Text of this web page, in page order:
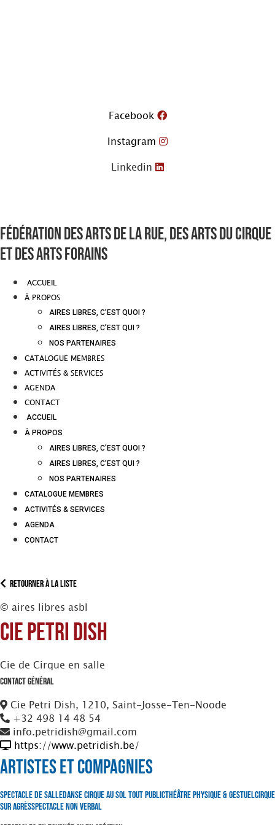
Facebook
Instagram
Linkedin
Fédération des arts de la rue, des arts du cirque
et des arts forains
ACCUEIL
À PROPOS
AIRES LIBRES, C’EST QUOI ?
AIRES LIBRES, C’EST QUI ?
NOS PARTENAIRES
CATALOGUE MEMBRES
ACTIVITÉS & SERVICES
AGENDA
CONTACT
ACCUEIL
À PROPOS
AIRES LIBRES, C’EST QUOI ?
AIRES LIBRES, C’EST QUI ?
NOS PARTENAIRES
CATALOGUE MEMBRES
ACTIVITÉS & SERVICES
AGENDA
CONTACT
Retourner à la liste
© aires libres asbl
Cie Petri Dish
Cie de Cirque en salle
Contact Général
Cie Petri Dish, 1210, Saint-Josse-Ten-Noode
+32 498 14 48 54
info.petridish@gmail.com
https://www.petridish.be/
Artistes et Compagnies
Spectacle de SalleDanseCirque au SolTout PublicThéâtre Physique & GestuelCirque
sur AgrèsSpectacle non verbal